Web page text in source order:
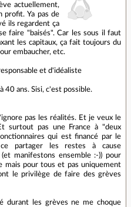
actuellement,
profit. Ya pas de
ils regardent ça
faire "baisés". Car les sous il faut
les capitaux, ça fait toujours du
embaucher, etc.
et d'idéaliste
40 ans. Sisi, c'est possible.
pas les réalités. Et je veux le
surtout pas une France à "deux
qui est financé par le
partager les restes à cause
manifestons ensemble :-)) pour
mais pour tous et pas uniquement
le privilège de faire des grèves
durant les grèves ne me choque